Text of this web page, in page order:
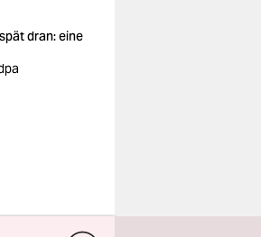
dran: eine